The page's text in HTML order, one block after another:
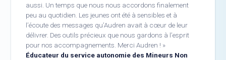
aussi. Un temps que nous nous accordons finalement
peu au quotidien. Les jeunes ont été à sensibles et à
l’écoute des messages qu’Audren avait à cœur de leur
délivrer. Des outils précieux que nous gardons à l’esprit
pour nos accompagnements. Merci Audren !
Éducateur du service autonomie des Mineurs Non